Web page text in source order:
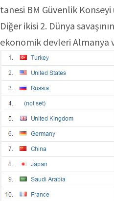
tanesi BM Güvenlik
Diğer ikisi 2. Dünya
ekonomik devleri Almanya